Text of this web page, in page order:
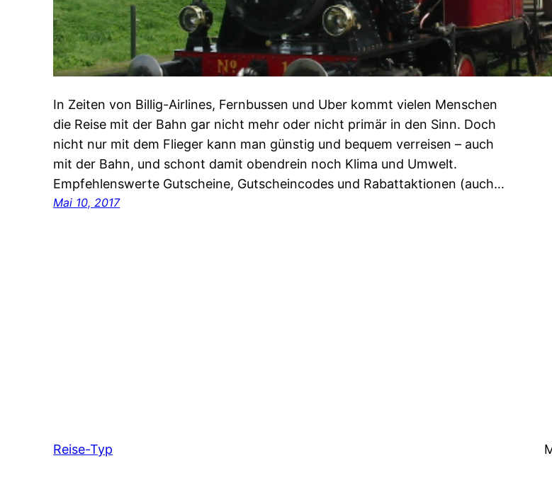
In Zeiten von Billig-Airlines, Fernbussen und Uber kommt vielen Menschen
die Reise mit der Bahn gar nicht mehr oder nicht primär in den Sinn. Doch
nicht nur mit dem Flieger kann man günstig und bequem verreisen – auch
mit der Bahn, und schont damit obendrein noch Klima und Umwelt.
Empfehlenswerte Gutscheine, Gutscheincodes und Rabattaktionen (auch…
Mai 10, 2017
Reise-Typ